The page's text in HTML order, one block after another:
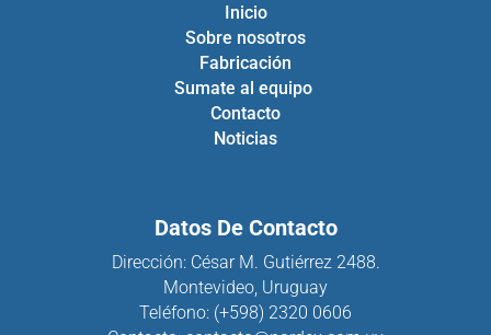
Inicio
Sobre nosotros
Fabricación
Sumate al equipo
Contacto
Noticias
Datos De Contacto
Dirección: César M. Gutiérrez 2488.
Montevideo, Uruguay
Teléfono: (+598) 2320 0606